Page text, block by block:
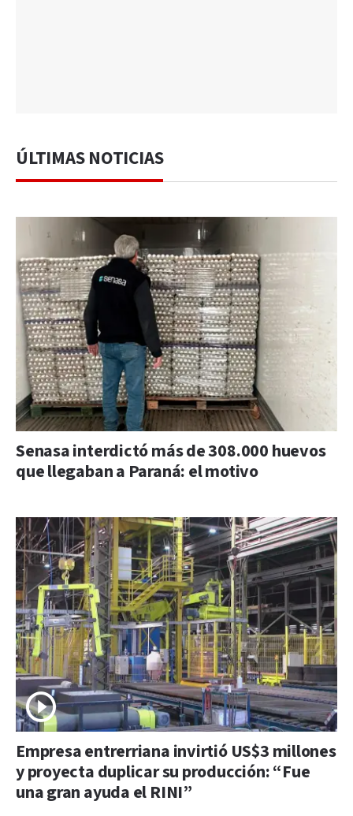
ÚLTIMAS NOTICIAS
Senasa interdictó más de 308.000 huevos
que llegaban a Paraná: el motivo
Empresa entrerriana invirtió US$3 millones
y proyecta duplicar su producción: “Fue
una gran ayuda el RINI”